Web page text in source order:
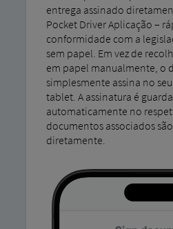
entrega assinado
Pocket Driver Aplicação –
conformidade com a
sem papel. Em vez de
em papel manualmente, o
simplesmente assina no
tablet. A assinatura é
automaticamente no
documentos associados
diretamente.